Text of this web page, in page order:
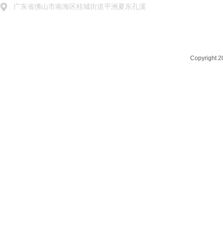
广东省佛山市南海区桂城街道平洲夏东孔溪